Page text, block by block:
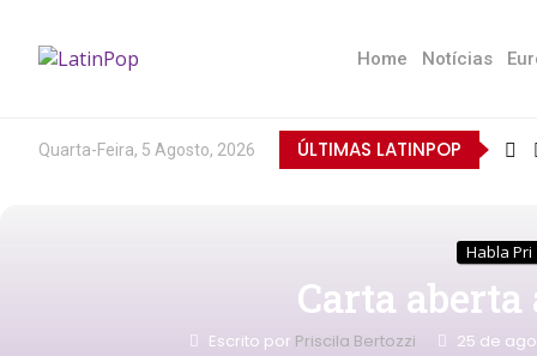
Home Notícias
Quarta-Feira, 5 Agosto, 2026 ÚLTIMAS LATINPOP
Habla Pri
Carta aberta
Escrito por Priscila Bertozzi 25 de